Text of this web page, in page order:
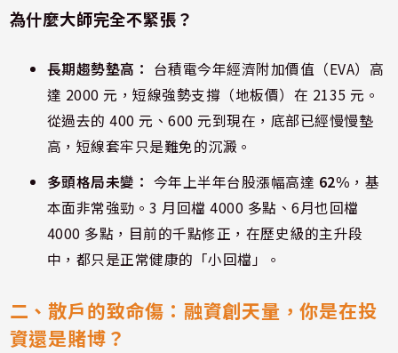
為什麼大師完全不緊張？
長期趨勢墊高： 台積電今年經濟附加價值（EVA）高
達 2000 元，短線強勢支撐（地板價）在 2135 元。
從過去的 400 元、600 元到現在，底部已經慢慢墊
高，短線套牢只是難免的沉澱。
多頭格局未變： 今年上半年台股漲幅高達 62% ，基
本面非常強勁。3 月回檔 4000 多點、6月也回檔
4000 多點，目前的千點修正，在歷史級的主升段
中，都只是正常健康的「小回檔」。
二、散戶的致命傷：融資創天量，你是在投
資還是賭博？